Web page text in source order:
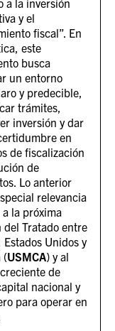
a la inversión
y el
fiscal”. En
este
busca
un entorno
y predecible,
trámites,
inversión y dar
en
de fiscalización
de
Lo anterior
relevancia
la próxima
del Tratado entre
Estados Unidos y
(USMCA) y al
de
nacional y
para operar en